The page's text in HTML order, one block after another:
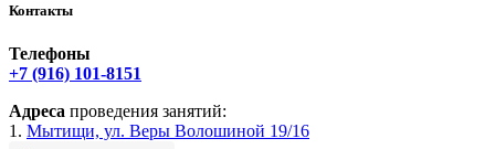
Контакты
Телефоны
+7 (916) 101-8151
Адреса проведения занятий:
1. Мытищи, ул. Веры Волошиной 19/16